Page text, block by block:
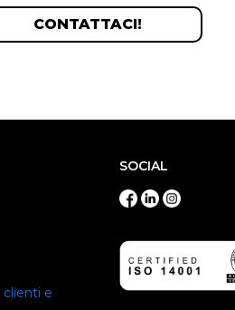
CONTATTACI!
clienti e
SOCIAL